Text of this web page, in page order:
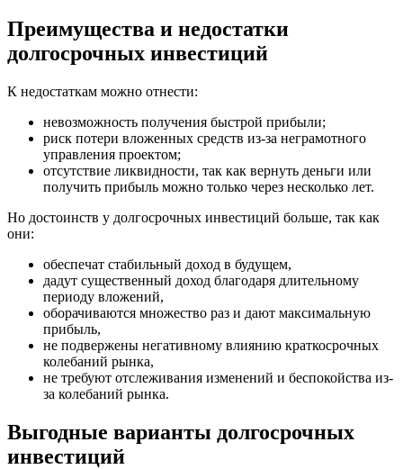
Преимущества и недостатки
долгосрочных инвестиций
К недостаткам можно отнести:
невозможность получения быстрой прибыли;
риск потери вложенных средств из-за неграмотного
управления проектом;
отсутствие ликвидности, так как вернуть деньги или
получить прибыль можно только через несколько лет.
Но достоинств у долгосрочных инвестиций больше, так как
они:
обеспечат стабильный доход в будущем,
дадут существенный доход благодаря длительному
периоду вложений,
оборачиваются множество раз и дают максимальную
прибыль,
не подвержены негативному влиянию краткосрочных
колебаний рынка,
не требуют отслеживания изменений и беспокойства из-
за колебаний рынка.
Выгодные варианты долгосрочных
инвестиций